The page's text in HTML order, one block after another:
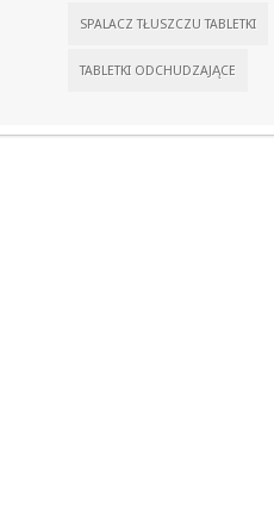
SPALACZ TŁUSZCZU TABLETKI
TABLETKI ODCHUDZAJĄCE